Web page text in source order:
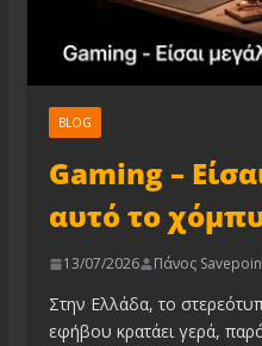
BLOG
Gaming –
αυτό το
13/07/2026 Πάνος
Στην Ελλάδα, το
εφήβου κρατάει γερά,